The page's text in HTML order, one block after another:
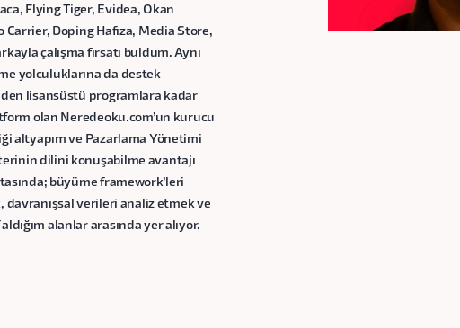
Flying Tiger, Evidea, Okan
Doping Hafıza, Media Store,
çalışma fırsatı buldum. Aynı
yolculuklarına da destek
lisansüstü programlara kadar
olan Neredeoku.com’un kurucu
altyapım ve Pazarlama Yönetimi
dilini konuşabilme avantajı
büyüme framework’leri
verileri analiz etmek ve
alanlar arasında yer alıyor.